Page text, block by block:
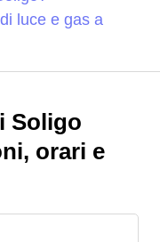
luce e gas a
Soligo
orari e